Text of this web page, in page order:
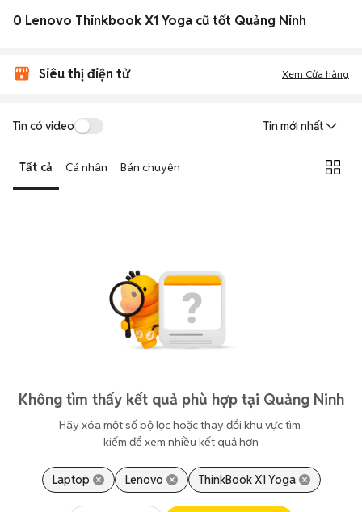
0 Lenovo Thinkbook X1 Yoga cũ tốt Quảng Ninh
Siêu thị điện tử Xem Cửa hàng
Tin có video Tin mới nhất
Tất cả Cá nhân Bán chuyên
Không tìm thấy kết quả phù hợp tại Quảng Ninh
Hãy xóa một số bộ lọc hoặc thay đổi khu vực tìm
kiếm để xem nhiều kết quả hơn
Laptop Lenovo ThinkBook X1 Yoga